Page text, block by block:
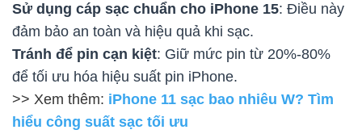
Sử dụng cáp sạc chuẩn cho iPhone 15: Điều này
đảm bảo an toàn và hiệu quả khi sạc.
Tránh để pin cạn kiệt: Giữ mức pin từ 20%-80%
để tối ưu hóa hiệu suất pin iPhone.
>> Xem thêm: iPhone 11 sạc bao nhiêu W? Tìm
hiểu công suất sạc tối ưu